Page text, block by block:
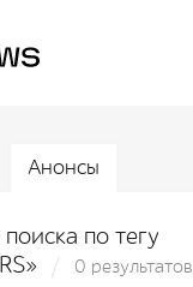
Анонсы
по тегу
0 результатов